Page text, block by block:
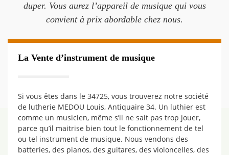
duper. Vous aurez l’appareil de musique qui vous
convient à prix abordable chez nous.
La Vente d’instrument de musique
Si vous êtes dans le 34725, vous trouverez notre société
de lutherie MEDOU Louis, Antiquaire 34. Un luthier est
comme un musicien, même s’il ne sait pas trop jouer,
parce qu’il maitrise bien tout le fonctionnement de tel
ou tel instrument de musique. Nous vendons des
batteries, des pianos, des guitares, des violoncelles, des